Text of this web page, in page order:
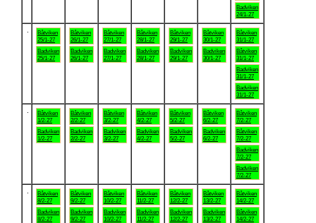
Badviken
24/1-27
Båtviken
25/1-27
Badviken
25/1-27
Båtviken
26/1-27
Badviken
26/1-27
Båtviken
27/1-27
Badviken
27/1-27
Båtviken
28/1-27
Badviken
28/1-27
Båtviken
29/1-27
Badviken
29/1-27
Båtviken
30/1-27
Badviken
30/1-27
Båtviken
31/1-27
Båtviken
31/1-27
Badviken
31/1-27
Badviken
31/1-27
Båtviken
1/2-27
Badviken
1/2-27
Båtviken
2/2-27
Badviken
2/2-27
Båtviken
3/2-27
Badviken
3/2-27
Båtviken
4/2-27
Badviken
4/2-27
Båtviken
5/2-27
Badviken
5/2-27
Båtviken
6/2-27
Badviken
6/2-27
Båtviken
7/2-27
Båtviken
7/2-27
Badviken
7/2-27
Badviken
7/2-27
Båtviken
8/2-27
Badviken
8/2-27
Båtviken
9/2-27
Badviken
9/2-27
Båtviken
10/2-27
Badviken
10/2-27
Båtviken
11/2-27
Badviken
11/2-27
Båtviken
12/2-27
Badviken
12/2-27
Båtviken
13/2-27
Badviken
13/2-27
Båtviken
14/2-27
Båtviken
14/2-27